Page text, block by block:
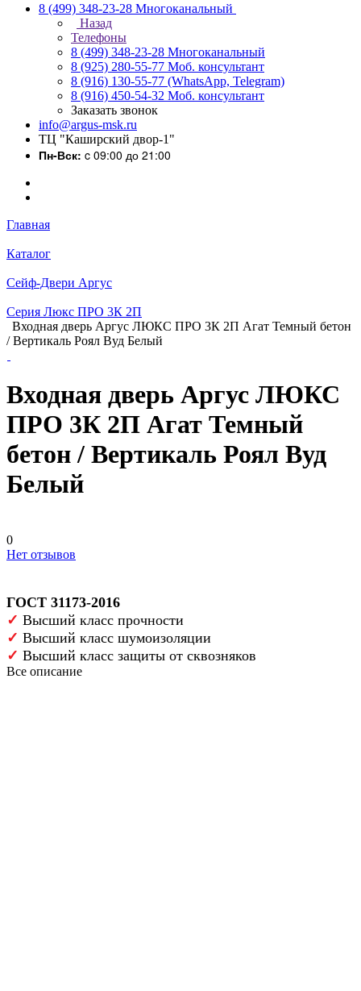
8 (499) 348-23-28 Многоканальный
Назад
Телефоны
8 (499) 348-23-28 Многоканальный
8 (925) 280-55-77 Моб. консультант
8 (916) 130-55-77 (WhatsApp, Telegram)
8 (916) 450-54-32 Моб. консультант
Заказать звонок
info@argus-msk.ru
ТЦ "Каширский двор-1"
Пн-Вск: c 09:00 до 21:00
Главная
Каталог
Сейф-Двери Аргус
Серия Люкс ПРО 3К 2П
Входная дверь Аргус ЛЮКС ПРО 3К 2П Агат Темный бетон
/ Вертикаль Роял Вуд Белый
Входная дверь Аргус ЛЮКС
ПРО 3К 2П Агат Темный
бетон / Вертикаль Роял Вуд
Белый
0
Нет отзывов
ГОСТ 31173-2016
✓ Высший класс прочности
✓ Высший класс шумоизоляции
✓ Высший класс защиты от сквозняков
Все описание